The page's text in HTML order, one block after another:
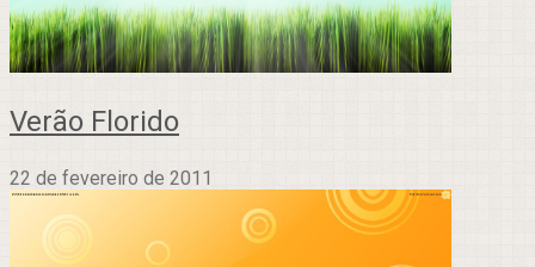
Verão Florido
22 de fevereiro de 2011